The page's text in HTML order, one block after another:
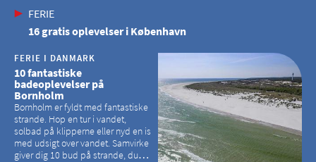
FERIE
16 gratis oplevelser i København
FERIE I DANMARK
10 fantastiske
badeoplevelser på
Bornholm
Bornholm er fyldt med fantastiske
strande. Hop en tur i vandet,
solbad på klipperne eller nyd en is
med udsigt over vandet. Samvirke
giver dig 10 bud på strande, du